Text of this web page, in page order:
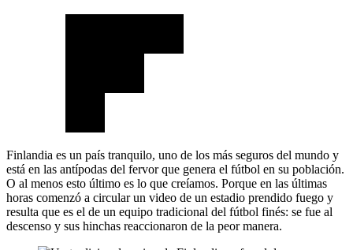
Finlandia es un país tranquilo, uno de los más seguros del mundo y
está en las antípodas del fervor que genera el fútbol en su población.
O al menos esto último es lo que creíamos. Porque en las últimas
horas comenzó a circular un video de un estadio prendido fuego y
resulta que es el de un equipo tradicional del fútbol finés: se fue al
descenso y sus hinchas reaccionaron de la peor manera.